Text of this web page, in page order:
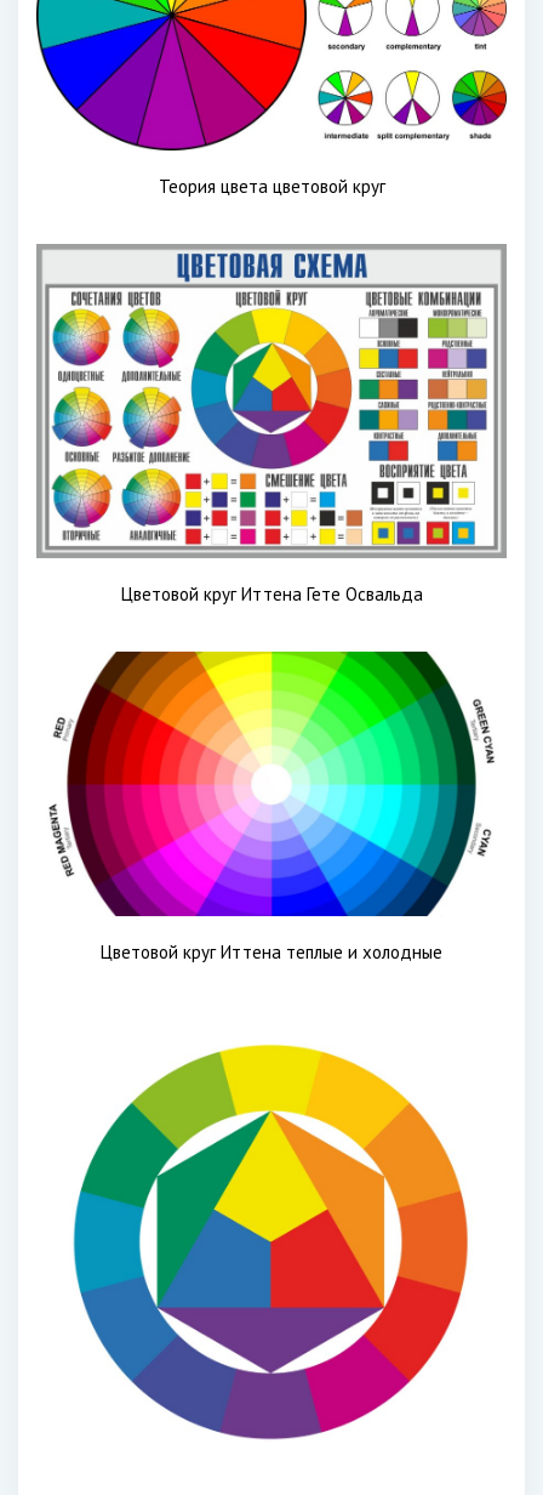
Теория цвета цветовой круг
Цветовой круг Иттена Гете Освальда
Цветовой круг Иттена теплые и холодные